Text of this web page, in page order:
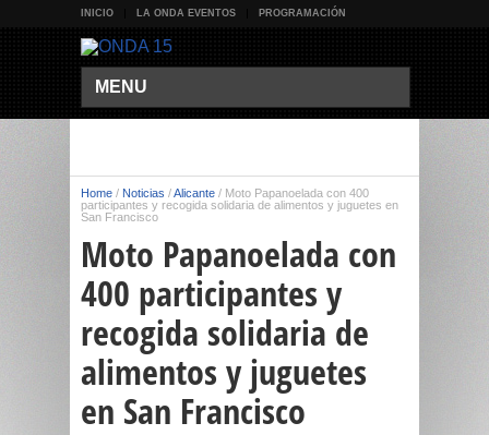
INICIO LA ONDA EVENTOS PROGRAMACIÓN
MENU
Home / Noticias /Alicante / Moto Papanoelada con 400
participantes y recogida solidaria de alimentos y juguetes en
San Francisco
Moto Papanoelada con
400 participantes y
recogida solidaria de
alimentos y juguetes
en San Francisco